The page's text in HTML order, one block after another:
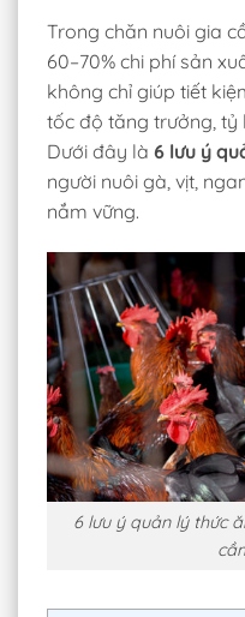
Trong chăn nuôi gia
60–70% chi phí sản
không chỉ giúp tiết
tốc độ tăng trưởng, tỷ
Dưới đây là 6 lưu ý
người nuôi gà, vịt,
nắm vững.
6 lưu ý quản lý thức